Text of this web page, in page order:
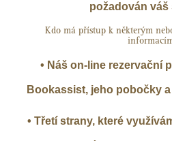
požadován váš
Kdo má přístup k některým
• Náš on-line rezervační
Bookassist, jeho pobočky
• Třetí strany, které